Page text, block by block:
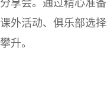
分享会。通过精心准
课外活动、俱乐部选
攀升。